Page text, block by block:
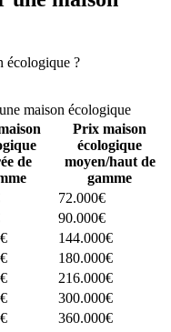
écologique ?
maison écologique
de
Prix maison
écologique
moyen/haut de
gamme
72.000€
90.000€
144.000€
180.000€
216.000€
300.000€
360.000€